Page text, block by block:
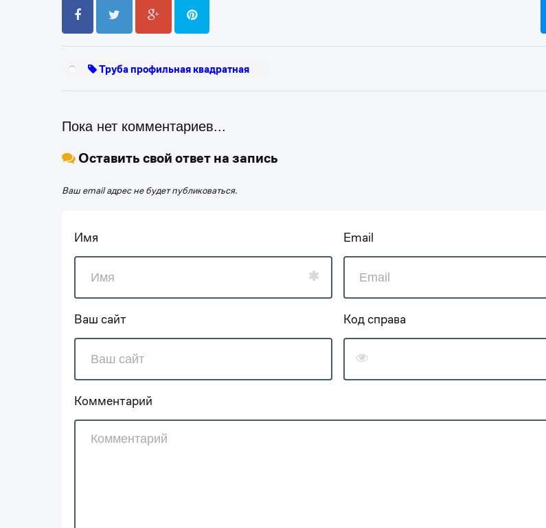
Труба профильная квадратная
Пока нет комментариев...
Оставить свой ответ на запись
Ваш email адрес не будет публиковаться.
Имя Email
Ваш сайт Код справа
Комментарий